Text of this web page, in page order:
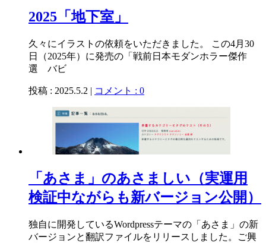
2025「地下室」
久々にイラストの依頼をいただきました。 この4月30
日（2025年）に発売の「戦前日本モダンホラー傑作
選 バビ
投稿 : 2025.5.2 | コメント : 0
「あさま」のあさましい（実運用
検証中ながらも新バージョン公開）
独自に開発しているWordpressテーマの「あさま」の新
バージョンと翻訳ファイルをリリースしました。ご興